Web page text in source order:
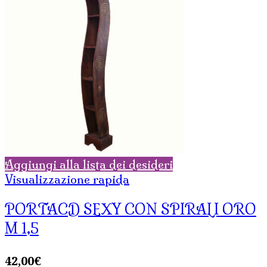
Aggiungi alla lista dei desideri
Visualizzazione rapida
PORTACD SEXY CON SPIRALI ORO
M 1,5
42,00€